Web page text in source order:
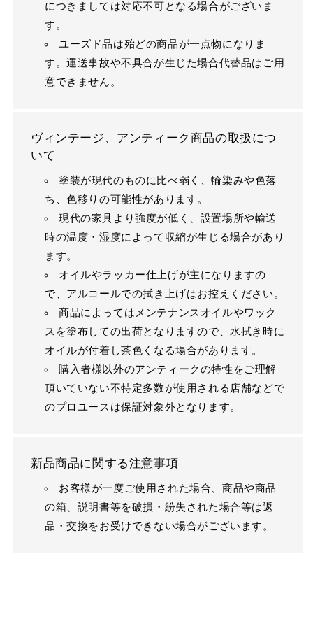
につきましては対応不可となる場合がございま
す。
ユーズド品は殆どの商品が一点物になりま
す。運送事故や不具合が生じた場合代替品はご用
意できません。
ヴィンテージ、アンティーク商品の取扱につ
いて
塗装が現代のものに比べ弱く、輪染みや色落
ち、色移りの可能性があります。
現代の家具より強度が低く、設置場所や輸送
時の温度・湿度によって収縮が生じる場合があり
ます。
オイルやラッカー仕上げが主になりますの
で、アルコールでの拭き上げはお控えください。
商品によってはメンテナンスオイルやワック
スを塗布しての出荷となりますので、水拭き時に
オイルが付着し茶色くなる場合があります。
購入者様以外のアンティークの特性をご理解
頂いていない不特定多数が使用される店舗などで
のプロユースは保証対象外となります。
新品商品に関する注意事項
お客様が一度ご使用された場合、商品や商品
の箱、説明書等を破損・紛失された場合等は返
品・交換をお受けできない場合がございます。